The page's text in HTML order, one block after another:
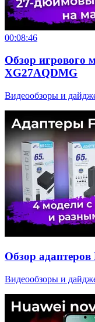
00:08:46
Обзор игрового
XG27AQDMG
Видеообзоры и
Обзор адаптеров
Видеообзоры и